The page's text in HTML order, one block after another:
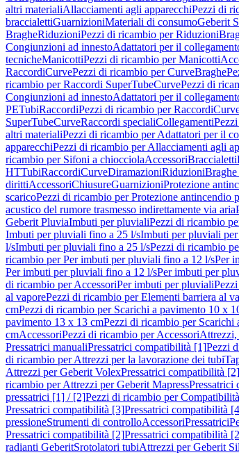
altri materialiAllacciamenti agli apparecchiPezzi di
braccialettiGuarnizioniMateriali di consumoGeberit
BragheRiduzioniPezzi di ricambio per Riduzioni
Congiunzioni ad innestoAdattatori per il
tecnicheManicottiPezzi di ricambio per Manicotti
RaccordiCurvePezzi di ricambio per CurveBraghe
ricambio per Raccordi SuperTubeCurvePezzi di
Congiunzioni ad innestoAdattatori per il
PETubiRaccordiPezzi di ricambio per Raccordi
SuperTubeCurveRaccordi specialiCollegamenti
altri materialiPezzi di ricambio per Adattatori per il
apparecchiPezzi di ricambio per Allacciamenti agli
ricambio per Sifoni a chiocciolaAccessoriBraccialetti
HTTubiRaccordiCurveDiramazioniRiduzioni
dirittiAccessoriChiusureGuarnizioniProtezione
scaricoPezzi di ricambio per Protezione antincendio
acustico del rumore trasmesso indirettamente via aria
Geberit PluviaImbuti per pluvialiPezzi di ricambio
Imbuti per pluviali fino a 25 l/sImbuti per pluviali
l/sImbuti per pluviali fino a 25 l/sPezzi di ricambio
ricambio per Per imbuti per pluviali fino a 12 l/sPer
Per imbuti per pluviali fino a 12 l/sPer imbuti per
di ricambio per AccessoriPer imbuti per pluviali
al vaporePezzi di ricambio per Elementi barriera al
cmPezzi di ricambio per Scarichi a pavimento 10 x
pavimento 13 x 13 cmPezzi di ricambio per Scarichi
cmAccessoriPezzi di ricambio per AccessoriAttrezzi,
Pressatrici manualiPressatrici compatibilità [1]Pezzi
di ricambio per Attrezzi per la lavorazione dei tubi
Attrezzi per Geberit VolexPressatrici compatibilità [2]
ricambio per Attrezzi per Geberit MapressPressatrici
pressatrici [1] / [2]Pezzi di ricambio per
Pressatrici compatibilità [3]Pressatrici compatibilità
pressioneStrumenti di controlloAccessoriPressatrici
Pressatrici compatibilità [2]Pressatrici compatibilità
radianti GeberitSrotolatori tubiAttrezzi per Geberit